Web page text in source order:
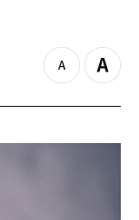
z
o
o
Z
o
i